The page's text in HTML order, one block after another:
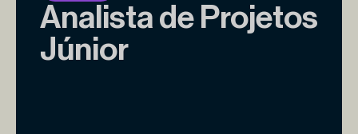
Analista de Projetos
Júnior